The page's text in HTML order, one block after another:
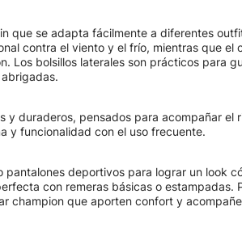
que se adapta fácilmente a diferentes
contra el viento y el frío, mientras que el
Los bolsillos laterales son prácticos para
y duraderos, pensados para acompañar el
y funcionalidad con el uso frecuente.
pantalones deportivos para lograr un look
con remeras básicas o estampadas.
champion que aporten confort y